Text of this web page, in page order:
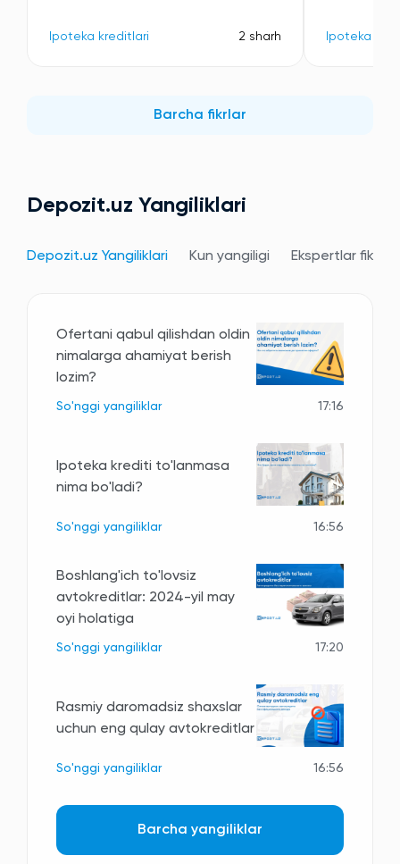
Ipoteka kreditlari 2 sharh Ipoteka
Barcha fikrlar
Depozit.uz Yangiliklari
Depozit.uz Yangiliklari Kun yangiligi Ekspertlar fikri
Ofertani qabul qilishdan oldin
nimalarga ahamiyat berish
lozim?
So'nggi yangiliklar 17:16
Ipoteka krediti to'lanmasa
nima bo'ladi?
So'nggi yangiliklar 16:56
Boshlang'ich to'lovsiz
avtokreditlar: 2024-yil may
oyi holatiga
So'nggi yangiliklar 17:20
Rasmiy daromadsiz shaxslar
uchun eng qulay avtokreditlar
So'nggi yangiliklar 16:56
Barcha yangiliklar